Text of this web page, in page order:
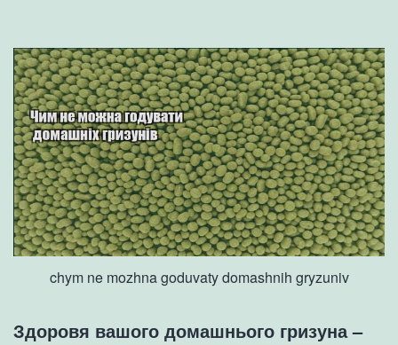
chym ne mozhna goduvaty domashnih gryzuniv
Здоровя вашого домашнього гризуна –